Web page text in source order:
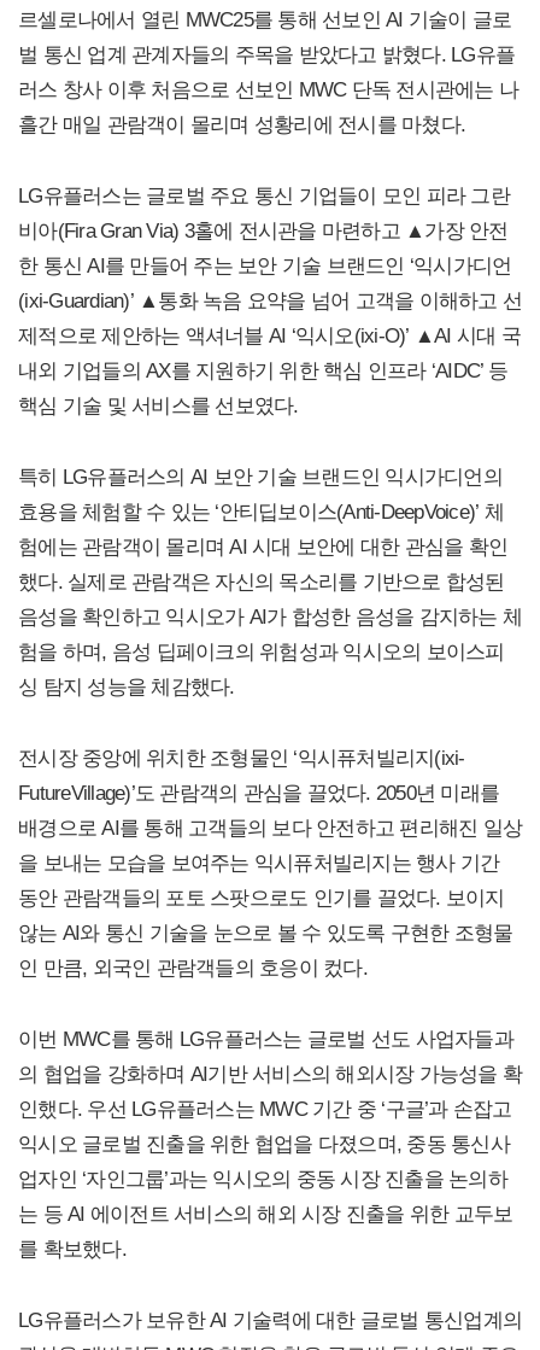
르셀로나에서 열린 MWC25를 통해 선보인 AI 기술이 글로
벌 통신 업계 관계자들의 주목을 받았다고 밝혔다. LG유플
러스 창사 이후 처음으로 선보인 MWC 단독 전시관에는 나
흘간 매일 관람객이 몰리며 성황리에 전시를 마쳤다.
LG유플러스는 글로벌 주요 통신 기업들이 모인 피라 그란
비아(Fira Gran Via) 3홀에 전시관을 마련하고 ▲가장 안전
한 통신 AI를 만들어 주는 보안 기술 브랜드인 ‘익시가디언
(ixi-Guardian)’ ▲통화 녹음 요약을 넘어 고객을 이해하고 선
제적으로 제안하는 액셔너블 AI ‘익시오(ixi-O)’ ▲AI 시대 국
내외 기업들의 AX를 지원하기 위한 핵심 인프라 ‘AIDC’ 등
핵심 기술 및 서비스를 선보였다.
특히 LG유플러스의 AI 보안 기술 브랜드인 익시가디언의
효용을 체험할 수 있는 ‘안티딥보이스(Anti-DeepVoice)’ 체
험에는 관람객이 몰리며 AI 시대 보안에 대한 관심을 확인
했다. 실제로 관람객은 자신의 목소리를 기반으로 합성된
음성을 확인하고 익시오가 AI가 합성한 음성을 감지하는 체
험을 하며, 음성 딥페이크의 위험성과 익시오의 보이스피
싱 탐지 성능을 체감했다.
전시장 중앙에 위치한 조형물인 ‘익시퓨처빌리지(ixi-
FutureVillage)’도 관람객의 관심을 끌었다. 2050년 미래를
배경으로 AI를 통해 고객들의 보다 안전하고 편리해진 일상
을 보내는 모습을 보여주는 익시퓨처빌리지는 행사 기간
동안 관람객들의 포토 스팟으로도 인기를 끌었다. 보이지
않는 AI와 통신 기술을 눈으로 볼 수 있도록 구현한 조형물
인 만큼, 외국인 관람객들의 호응이 컸다.
이번 MWC를 통해 LG유플러스는 글로벌 선도 사업자들과
의 협업을 강화하며 AI기반 서비스의 해외시장 가능성을 확
인했다. 우선 LG유플러스는 MWC 기간 중 ‘구글’과 손잡고
익시오 글로벌 진출을 위한 협업을 다졌으며, 중동 통신사
업자인 ‘자인그룹’과는 익시오의 중동 시장 진출을 논의하
는 등 AI 에이전트 서비스의 해외 시장 진출을 위한 교두보
를 확보했다.
LG유플러스가 보유한 AI 기술력에 대한 글로벌 통신업계의